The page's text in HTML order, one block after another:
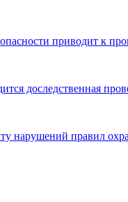
приводит к
доследственная
нарушений правил